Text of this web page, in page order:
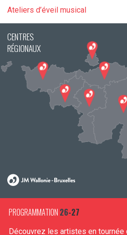
Ateliers d’éveil musical
CENTRES
RÉGIONAUX
PROGRAMMATION 26-27
Découvrez les artistes en